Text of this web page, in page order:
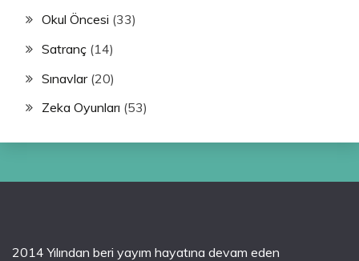
Okul Öncesi (33)
Satranç (14)
Sınavlar(20)
Zeka Oyunları (53)
2014 Yılından beri yayım hayatına devam eden